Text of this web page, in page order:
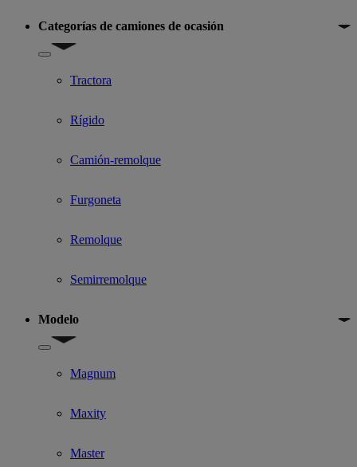
Categorías de camiones de ocasión
Show submenu for Categorías de camiones de ocasión
Tractora
Rígido
Camión-remolque
Furgoneta
Remolque
Semirremolque
Modelo
Show submenu for Modelo
Magnum
Maxity
Master